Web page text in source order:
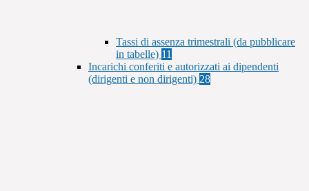
Tassi di assenza trimestrali (da pubblicare
in tabelle) 11
Incarichi conferiti e autorizzati ai dipendenti
(dirigenti e non dirigenti) 28